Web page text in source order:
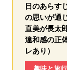
日のあらす
の思いが通
直美が長太
違和感の正
レあり）